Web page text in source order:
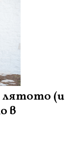
лятото (и
в